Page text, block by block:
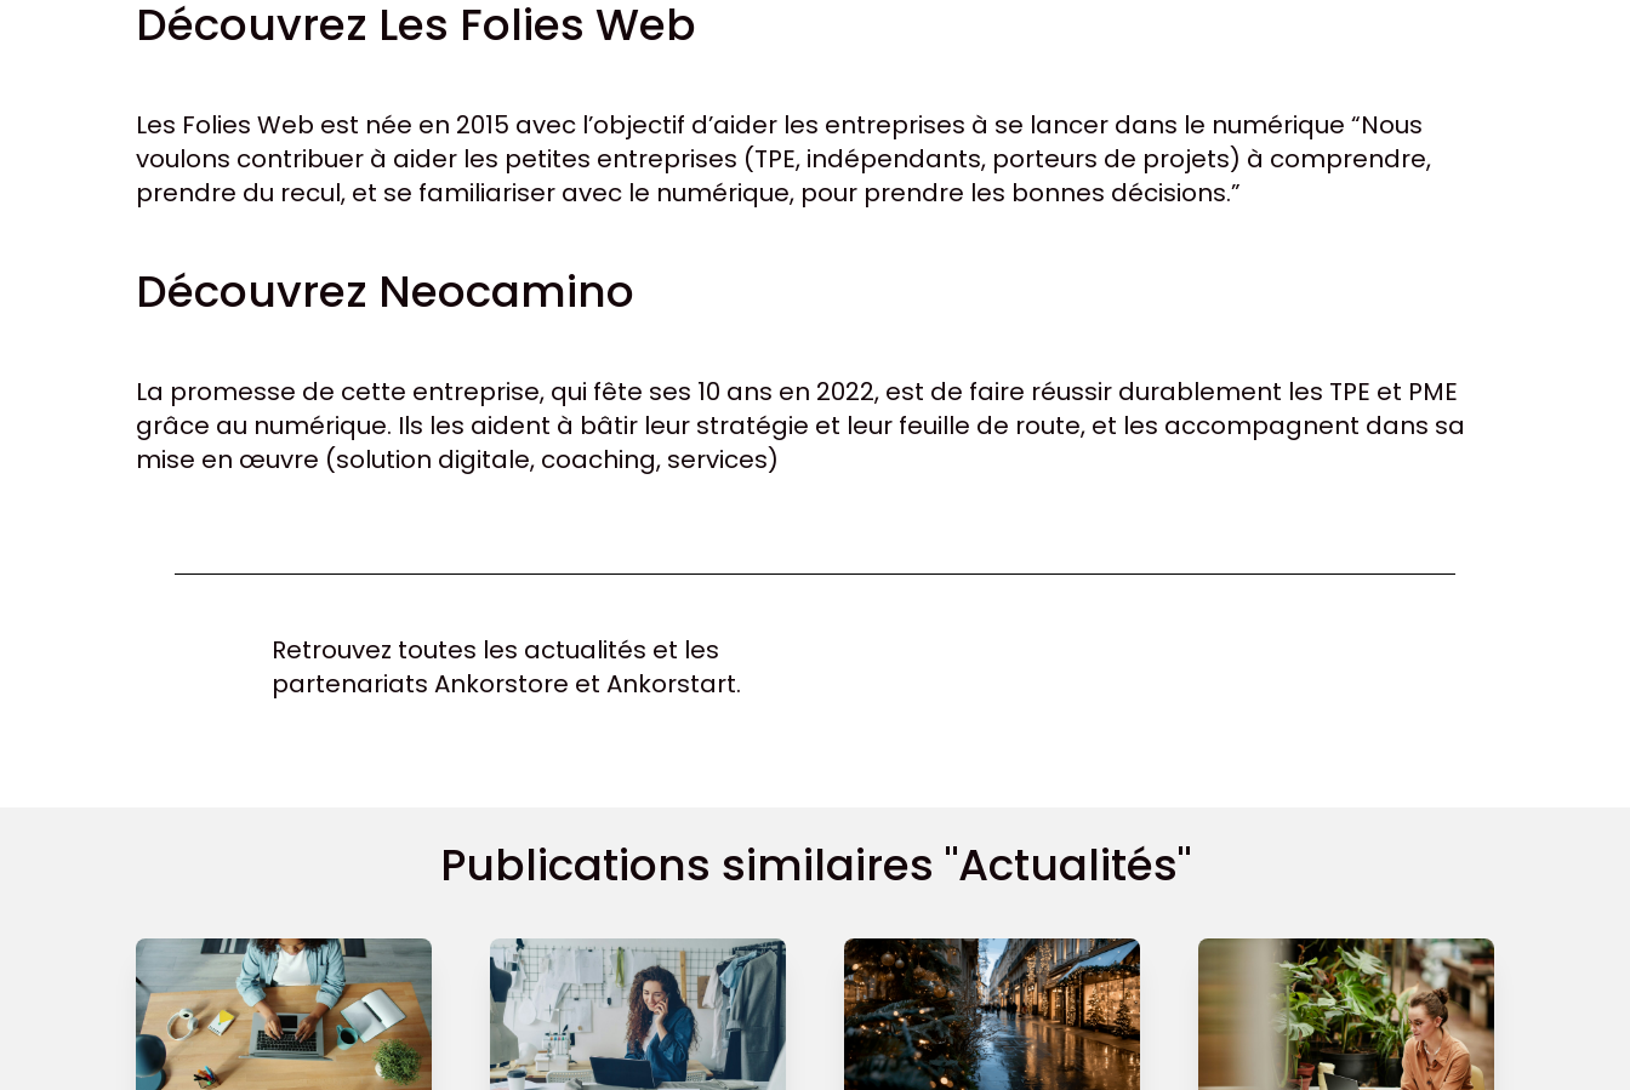
Découvrez Les Folies Web
Les Folies Web est née en 2015 avec l’objectif d’aider les entreprises à se lancer dans le numérique “Nous
voulons contribuer à aider les petites entreprises (TPE, indépendants, porteurs de projets) à comprendre,
prendre du recul, et se familiariser avec le numérique, pour prendre les bonnes décisions.”
Découvrez Neocamino
La promesse de cette entreprise, qui fête ses 10 ans en 2022, est de faire réussir durablement les TPE et PME
grâce au numérique. Ils les aident à bâtir leur stratégie et leur feuille de route, et les accompagnent dans sa
mise en œuvre (solution digitale, coaching, services)
Retrouvez toutes les actualités et les
partenariats Ankorstore et Ankorstart.
Publications similaires "Actualités"